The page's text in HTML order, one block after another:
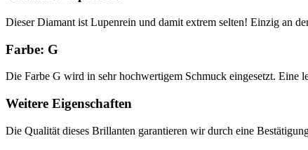
Dieser Diamant ist Lupenrein und damit extrem selten! Einzig an
Farbe: G
Die Farbe G wird in sehr hochwertigem Schmuck eingesetzt. Eine
Weitere Eigenschaften
Die Qualität dieses Brillanten garantieren wir durch eine